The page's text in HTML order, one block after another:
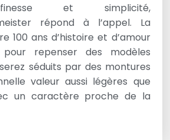
et simplicité,
répond à l’appel. La
100 ans d’histoire et d’amour
repenser des modèles
séduits par des montures
valeur aussi légères que
un caractère proche de la